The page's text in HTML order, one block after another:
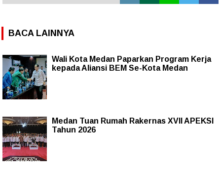
BACA LAINNYA
Wali Kota Medan Paparkan Program Kerja
kepada Aliansi BEM Se-Kota Medan
Medan Tuan Rumah Rakernas XVII APEKSI
Tahun 2026